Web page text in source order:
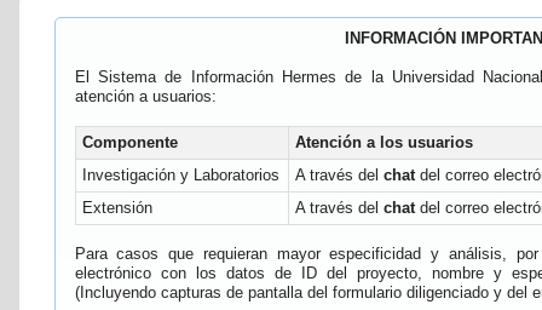
INFORMACIÓN
El Sistema de Información Hermes de la Universidad
atención a usuarios:
Componente
Atención a los usuarios
Investigación y Laboratorios
A través del chatdel correo
Extensión
A través del chatdel correo
Para casos que requieran mayor especificidad y análisis,
electrónico con los datos de ID del proyecto, nombre y
(Incluyendo capturas de pantalla del formulario diligenciado y del